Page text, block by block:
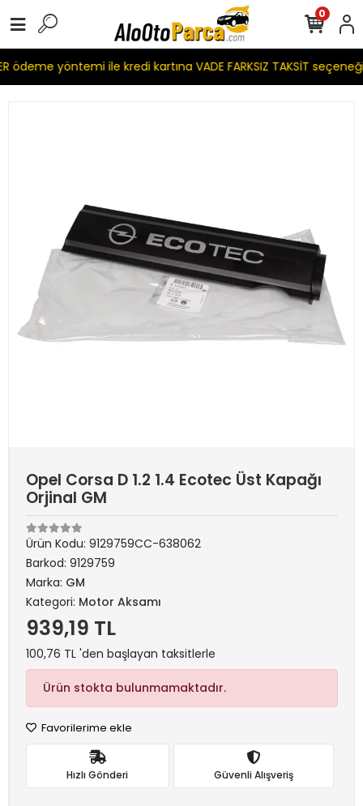
ödeme yöntemi ile kredi kartına VADE FARKSIZ TAKSİT
0
Opel Corsa D 1.2 1.4 Ecotec Üst Kapağı
Orjinal GM
Ürün Kodu: 9129759CC-638062
Barkod: 9129759
Marka: GM
Kategori: Motor Aksamı
939,19 TL
100,76 TL 'den başlayan taksitlerle
Ürün stokta bulunmamaktadır.
Favorilerime ekle
Hızlı Gönderi Güvenli Alışveriş